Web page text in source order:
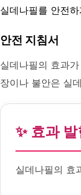
실데나필를 안전
안전 지침서
실데나필의 효과
장이나 불안은 실
✨ 효과 발
실데나필의 효